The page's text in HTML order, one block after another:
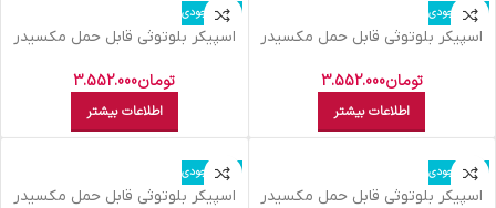
اتمام موجودی
اسپیکر بلوتوثی قابل حمل مکسیدر
تومان3.552.000
اطلاعات بیشتر
اتمام موجودی
اسپیکر بلوتوثی قابل حمل مکسیدر
تومان3.552.000
اطلاعات بیشتر
اتمام موجودی
اسپیکر بلوتوثی قابل حمل مکسیدر
اتمام موجودی
اسپیکر بلوتوثی قابل حمل مکسیدر